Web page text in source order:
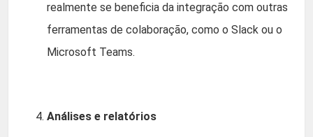
realmente se beneficia da integração com outras
ferramentas de colaboração, como o Slack ou o
Microsoft Teams.
Análises e relatórios